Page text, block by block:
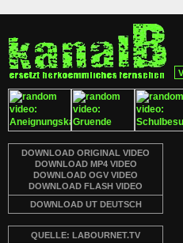
DOWNLOAD ORIGINAL VIDEO
DOWNLOAD MP4 VIDEO
DOWNLOAD OGV VIDEO
DOWNLOAD FLASH VIDEO
DOWNLOAD UT DEUTSCH
QUELLE: LABOURNET.TV